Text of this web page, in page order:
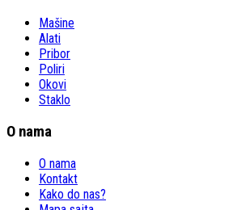
Mašine
Alati
Pribor
Poliri
Okovi
Staklo
O nama
O nama
Kontakt
Kako do nas?